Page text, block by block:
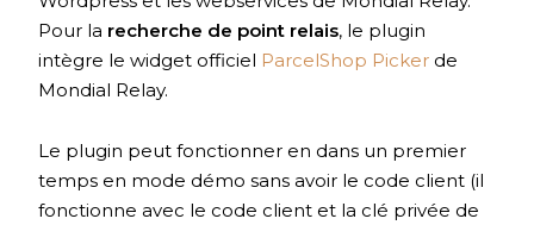
Pour la recherche de point relais, le plugin
intègre le widget officiel ParcelShop Picker de
Mondial Relay.
Le plugin peut fonctionner en dans un premier
temps en mode démo sans avoir le code client (il
fonctionne avec le code client et la clé privée de